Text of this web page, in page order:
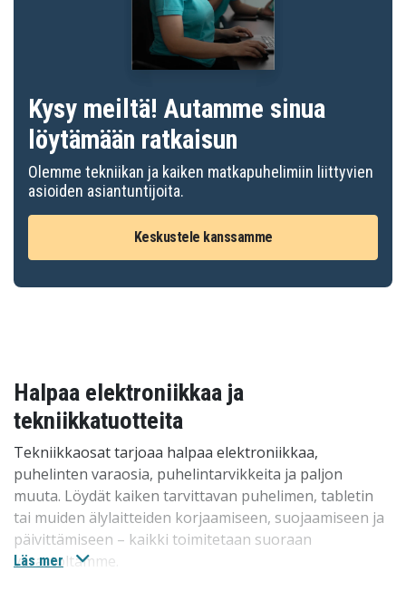
Kysy meiltä! Autamme sinua
löytämään ratkaisun
Olemme tekniikan ja kaiken matkapuhelimiin liittyvien
asioiden asiantuntijoita.
Keskustele kanssamme
Halpaa elektroniikkaa ja
tekniikkatuotteita
Tekniikkaosat tarjoaa halpaa elektroniikkaa,
puhelinten varaosia, puhelintarvikkeita ja paljon
muuta. Löydät kaiken tarvittavan puhelimen, tabletin
tai muiden älylaitteiden korjaamiseen, suojaamiseen ja
päivittämiseen – kaikki toimitetaan suoraan
varastoltamme.
Läs mer